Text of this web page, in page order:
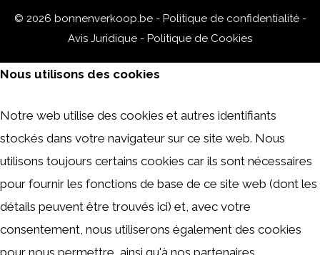
© 2026 bonnenverkoop.be - Politique de confidentialité -
Avis Juridique - Politique de Cookies
Nous utilisons des cookies
Notre web utilise des cookies et autres identifiants
stockés dans votre navigateur sur ce site web. Nous
utilisons toujours certains cookies car ils sont nécessaires
pour fournir les fonctions de base de ce site web (dont les
détails peuvent être trouvés ici) et, avec votre
consentement, nous utiliserons également des cookies
pour nous permettre, ainsi qu'à nos partenaires,